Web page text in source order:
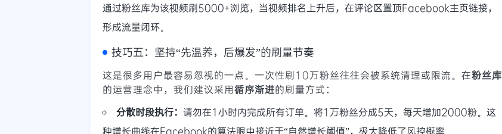
通过粉丝库为该视频刷5000+浏览，当视频排名上升后，在评论区置顶Facebook主页链接，
形成流量闭环。
技巧五：坚持“先温养，后爆发”的刷量节奏
这是很多用户最容易忽视的一点。一次性刷10万粉丝往往会被系统清理或限流。在粉丝库
的运营理念中，我们建议采用循序渐进的刷量方式：
分散时段执行： 请勿在1小时内完成所有订单。将1万粉丝分成5天，每天增加2000粉。这
种增长曲线在Facebook的算法眼中接近于“自然增长阈值”，极大降低了风控概率。